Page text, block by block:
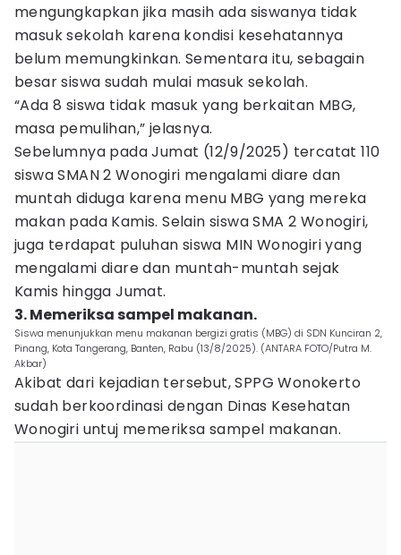
mengungkapkan jika masih ada siswanya tidak
masuk sekolah karena kondisi kesehatannya
belum memungkinkan. Sementara itu, sebagain
besar siswa sudah mulai masuk sekolah.
“Ada 8 siswa tidak masuk yang berkaitan MBG,
masa pemulihan,” jelasnya.
Sebelumnya pada Jumat (12/9/2025) tercatat 110
siswa SMAN 2 Wonogiri mengalami diare dan
muntah diduga karena menu MBG yang mereka
makan pada Kamis. Selain siswa SMA 2 Wonogiri,
juga terdapat puluhan siswa MIN Wonogiri yang
mengalami diare dan muntah-muntah sejak
Kamis hingga Jumat.
3. Memeriksa sampel makanan.
Siswa menunjukkan menu makanan bergizi gratis (MBG) di SDN Kunciran 2,
Pinang, Kota Tangerang, Banten, Rabu (13/8/2025). (ANTARA FOTO/Putra M.
Akbar)
Akibat dari kejadian tersebut, SPPG Wonokerto
sudah berkoordinasi dengan Dinas Kesehatan
Wonogiri untuj memeriksa sampel makanan.